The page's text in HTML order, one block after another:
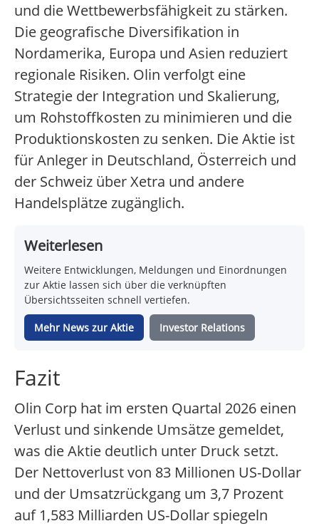
und die Wettbewerbsfähigkeit zu stärken.
Die geografische Diversifikation in
Nordamerika, Europa und Asien reduziert
regionale Risiken. Olin verfolgt eine
Strategie der Integration und Skalierung,
um Rohstoffkosten zu minimieren und die
Produktionskosten zu senken. Die Aktie ist
für Anleger in Deutschland, Österreich und
der Schweiz über Xetra und andere
Handelsplätze zugänglich.
Weiterlesen
Weitere Entwicklungen, Meldungen und Einordnungen
zur Aktie lassen sich über die verknüpften
Übersichtsseiten schnell vertiefen.
Mehr News zur Aktie Investor Relations
Fazit
Olin Corp hat im ersten Quartal 2026 einen
Verlust und sinkende Umsätze gemeldet,
was die Aktie deutlich unter Druck setzt.
Der Nettoverlust von 83 Millionen US-Dollar
und der Umsatzrückgang um 3,7 Prozent
auf 1,583 Milliarden US-Dollar spiegeln